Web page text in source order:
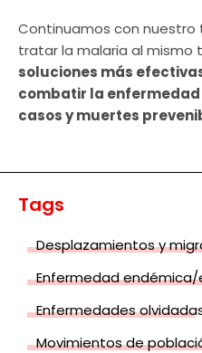
Continuamos con nuestro
tratar la malaria al mismo
soluciones más
combatir la
casos y muertes
Tags
Desplazamientos y
Enfermedad
Enfermedades
Movimientos de